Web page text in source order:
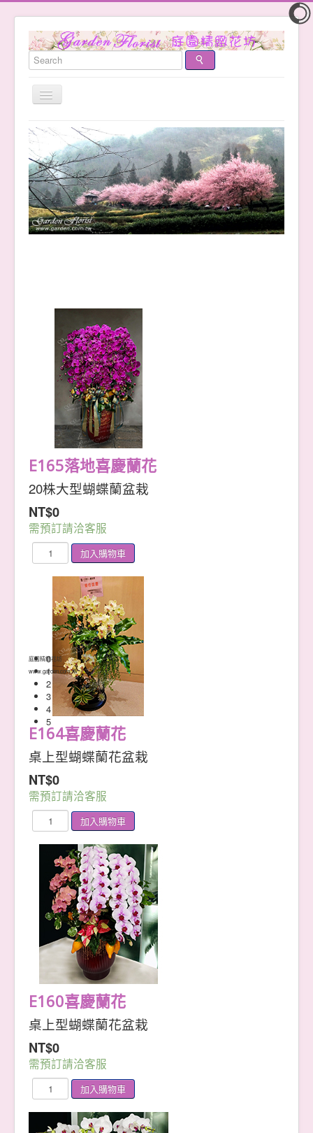
切
覽
首頁
品牌故事
客服中心
訂購需知
常見問題
付款方式
運費計算
最新作品
產品目錄
胸花腕花
永生花系
包月設計
藝術花籃
喜慶花籃
追思花籃
大型花籃
典雅蘭花
喜慶蘭花
桌上型
落地型
追思蘭花
單品蘭花
綠色植栽
落地型盆景
多肉植物
會場設計
繽紛婚禮
會議&頒獎
居家空間
節日花禮
情人節
母親節
聖誕節
春 節
掃碼支付平台
信用卡支付
Google Pay
Apple Pay
信用卡掃碼支付
LInePay
台灣Pay
台灣Pay(信用卡)
台灣Pay(金融卡)
植物養護
表單下載
訂購單下載
線上訂購(無購物車)
卡片書寫
陞遷&業績
婚禮&祝壽
各行&各業
選舉&當選
友誼&感謝
男孩&女孩
各式敬輓詞
庭園精緻花坊
www.garden.com.tw
0
1
2
3
4
5
E165落地喜慶蘭花
20株大型蝴蝶蘭盆栽
NT$0
需預訂請洽客服
E164喜慶蘭花
桌上型蝴蝶蘭花盆栽
NT$0
需預訂請洽客服
E160喜慶蘭花
桌上型蝴蝶蘭花盆栽
NT$0
需預訂請洽客服